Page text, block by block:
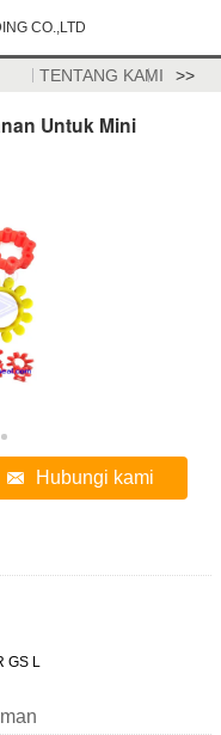
CO.,LTD
TENTANG KAMI >>
Untuk Mini
Hubungi kami
GS L